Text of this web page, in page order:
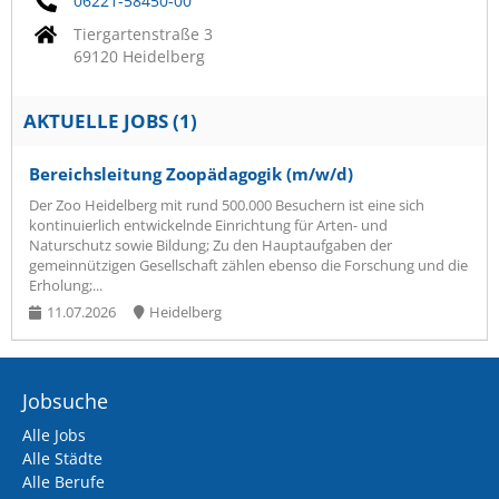
Tiergartenstraße 3
69120 Heidelberg
AKTUELLE JOBS (1)
Bereichsleitung Zoopädagogik (m/w/d)
Der Zoo Heidelberg mit rund 500.000 Besuchern ist eine sich
kontinuierlich entwickelnde Einrichtung für Arten- und
Naturschutz sowie Bildung; Zu den Hauptaufgaben der
gemeinnützigen Gesellschaft zählen ebenso die Forschung und die
Erholung;...
11.07.2026
Heidelberg
Jobsuche
Alle Jobs
Alle Städte
Alle Berufe